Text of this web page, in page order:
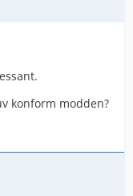
konform modden?